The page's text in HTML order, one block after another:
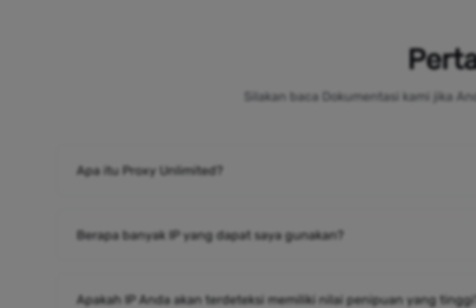
Silakan baca Dokumentasi kami jika
Apa itu Proxy Unlimited?
Berapa banyak IP yang dapat saya gunakan?
Apakah IP Anda akan terdeteksi memiliki nilai penipuan yang tinggi?